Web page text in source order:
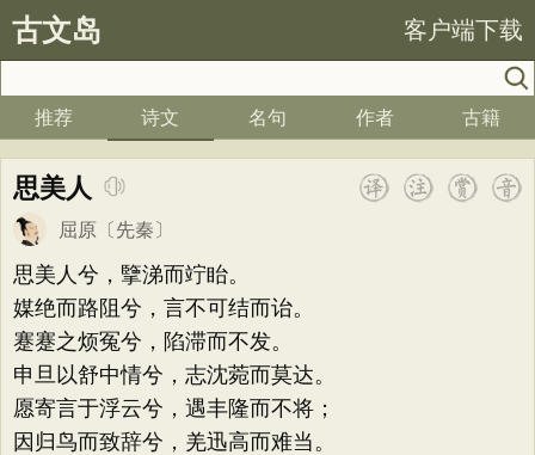
古文岛 客户端下载
推荐 诗文 名句 作者 古籍
思美人
屈原 〔先秦〕
思美人兮，擥涕而竚眙。
媒绝而路阻兮，言不可结而诒。
蹇蹇之烦冤兮，陷滞而不发。
申旦以舒中情兮，志沈菀而莫达。
愿寄言于浮云兮，遇丰隆而不将；
因归鸟而致辞兮，羌迅高而难当。